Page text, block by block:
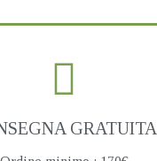
GRATUITA